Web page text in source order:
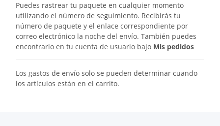
Puedes rastrear tu paquete en cualquier momento
utilizando el número de seguimiento. Recibirás tu
número de paquete y el enlace correspondiente por
correo electrónico la noche del envío. También puedes
encontrarlo en tu cuenta de usuario bajo Mis pedidos
Los gastos de envío solo se pueden determinar cuando
los artículos están en el carrito.